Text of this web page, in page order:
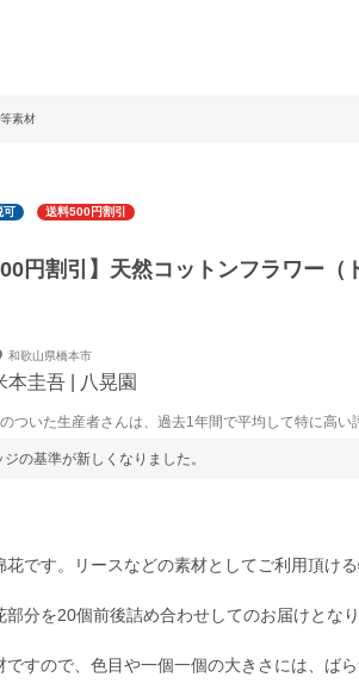
等素材
可 送料500円割引
円割引】天然コットンフラワー
和歌山県橋本市
本圭吾 | 八晃園
ついた生産者さんは、過去1年間で平均して特に高い
の基準が新しくなりました。
です。リースなどの素材としてご利用頂ける
分を20個前後詰め合わせしてのお届けとなり
すので、色目や一個一個の大きさには、ば